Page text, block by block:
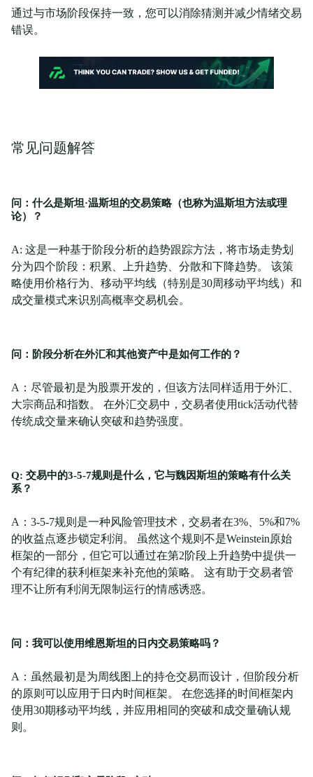
通过与市场阶段保持一致，您可以消除猜测并减少情绪交易
错误。
常见问题解答
问：什么是斯坦·温斯坦的交易策略（也称为温斯坦方法或理
论）？
A: 这是一种基于阶段分析的趋势跟踪方法，将市场走势划
分为四个阶段：积累、上升趋势、分散和下降趋势。 该策
略使用价格行为、移动平均线（特别是30周移动平均线）和
成交量模式来识别高概率交易机会。
问：阶段分析在外汇和其他资产中是如何工作的？
A：尽管最初是为股票开发的，但该方法同样适用于外汇、
大宗商品和指数。 在外汇交易中，交易者使用tick活动代替
传统成交量来确认突破和趋势强度。
Q: 交易中的3-5-7规则是什么，它与魏因斯坦的策略有什么关
系？
A：3-5-7规则是一种风险管理技术，交易者在3%、5%和7%
的收益点逐步锁定利润。 虽然这个规则不是Weinstein原始
框架的一部分，但它可以通过在第2阶段上升趋势中提供一
个有纪律的获利框架来补充他的策略。 这有助于交易者管
理不让所有利润无限制运行的情感诱惑。
问：我可以使用维恩斯坦的日内交易策略吗？
A：虽然最初是为周线图上的持仓交易而设计，但阶段分析
的原则可以应用于日内时间框架。 在您选择的时间框架内
使用30期移动平均线，并应用相同的突破和成交量确认规
则。